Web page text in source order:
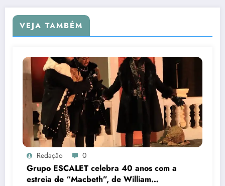
VEJA TAMBÉM
Redação 0
Grupo ESCALET celebra 40 anos com a
estreia de “Macbeth”, de William